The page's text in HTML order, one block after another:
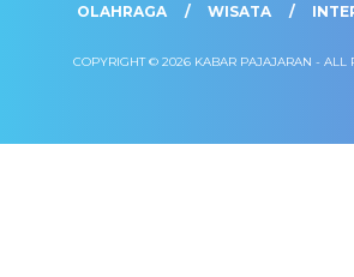
OLAHRAGA
WISATA
COPYRIGHT © 2026 KABAR PAJAJARAN - ALL